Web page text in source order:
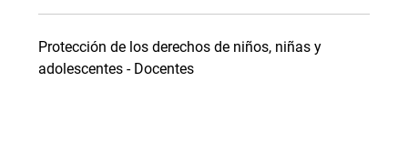
Protección de los derechos de niños, niñas y
adolescentes - Docentes